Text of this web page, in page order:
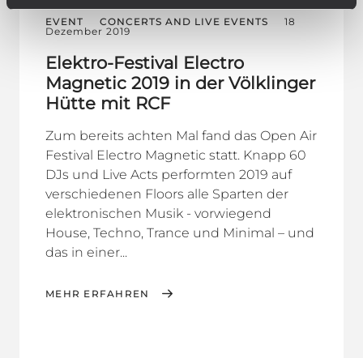
EVENT CONCERTS AND LIVE EVENTS
18
Dezember 2019
Elektro-Festival Electro
Magnetic 2019 in der Völklinger
Hütte mit RCF
Zum bereits achten Mal fand das Open Air
Festival Electro Magnetic statt. Knapp 60
DJs und Live Acts performten 2019 auf
verschiedenen Floors alle Sparten der
elektronischen Musik - vorwiegend
House, Techno, Trance und Minimal – und
das in einer...
MEHR ERFAHREN